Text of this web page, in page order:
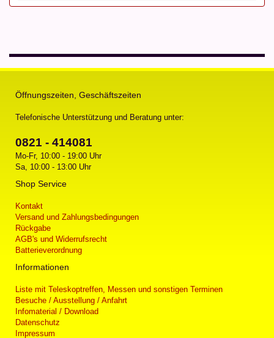
Öffnungszeiten, Geschäftszeiten
Telefonische Unterstützung und Beratung unter:
0821 - 414081
Mo-Fr, 10:00 - 19:00 Uhr
Sa, 10:00 - 13:00 Uhr
Shop Service
Kontakt
Versand und Zahlungsbedingungen
Rückgabe
AGB's und Widerrufsrecht
Batterieverordnung
Informationen
Liste mit Teleskoptreffen, Messen und sonstigen Terminen
Besuche / Ausstellung / Anfahrt
Infomaterial / Download
Datenschutz
Impressum